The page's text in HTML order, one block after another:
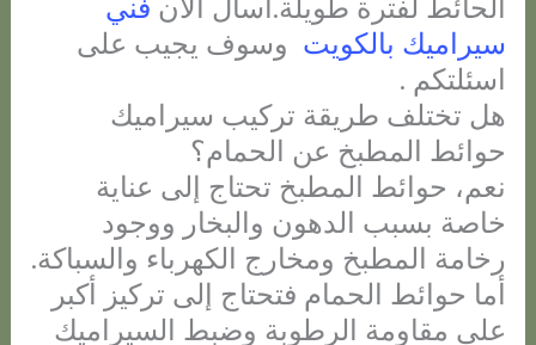
الحائط لفترة طويلة.اسأل الان فني
سيراميك بالكويت وسوف يجيب على
اسئلتكم .
هل تختلف طريقة تركيب سيراميك
حوائط المطبخ عن الحمام؟
نعم، حوائط المطبخ تحتاج إلى عناية
خاصة بسبب الدهون والبخار ووجود
رخامة المطبخ ومخارج الكهرباء والسباكة.
أما حوائط الحمام فتحتاج إلى تركيز أكبر
على مقاومة الرطوبة وضبط السيراميك